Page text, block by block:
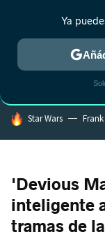
ESTRENOS
HOY SE HABLA DE
Star Wars
'Devious
inteligente
tramas de
Ya